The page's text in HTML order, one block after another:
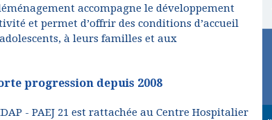
accompagne le développement
et permet d’offrir des conditions d’accueil
à leurs familles et aux
progression depuis 2008
- PAEJ 21 est rattachée au Centre Hospitalier